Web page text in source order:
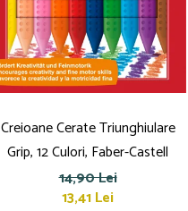
Creioane Cerate Triunghiulare
Grip, 12 Culori, Faber-Castell
14,90 Lei
13,41 Lei